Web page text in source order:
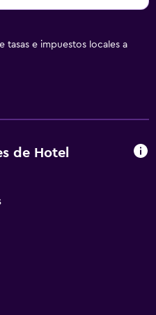
tasas e impuestos locales a
de Hotel